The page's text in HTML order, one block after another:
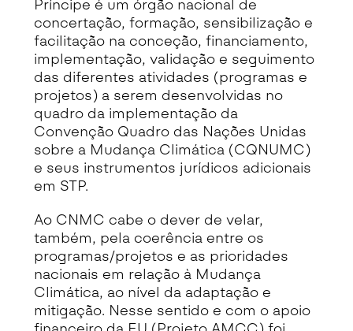
Príncipe é um órgão nacional de
concertação, formação, sensibilização e
facilitação na conceção, financiamento,
implementação, validação e seguimento
das diferentes atividades (programas e
projetos) a serem desenvolvidas no
quadro da implementação da
Convenção Quadro das Nações Unidas
sobre a Mudança Climática (CQNUMC)
e seus instrumentos jurídicos adicionais
em STP.
Ao CNMC cabe o dever de velar,
também, pela coerência entre os
programas/projetos e as prioridades
nacionais em relação à Mudança
Climática, ao nível da adaptação e
mitigação. Nesse sentido e com o apoio